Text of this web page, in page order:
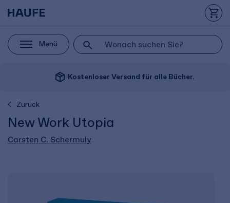
Menü
package_2 Kostenloser Versand für alle Bücher.
Zurück
New Work Utopia
Carsten C. Schermuly